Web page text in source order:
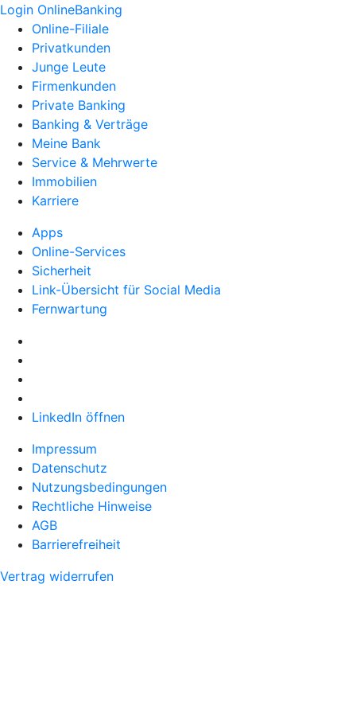
Login OnlineBanking
Online-Filiale
Privatkunden
Junge Leute
Firmenkunden
Private Banking
Banking & Verträge
Meine Bank
Service & Mehrwerte
Immobilien
Karriere
Apps
Online-Services
Sicherheit
Link-Übersicht für Social Media
Fernwartung
LinkedIn öffnen
Impressum
Datenschutz
Nutzungsbedingungen
Rechtliche Hinweise
AGB
Barrierefreiheit
Vertrag widerrufen